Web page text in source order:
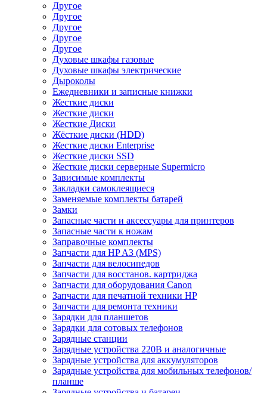
Другое
Другое
Другое
Другое
Другое
Духовые шкафы газовые
Духовые шкафы электрические
Дыроколы
Ежедневники и записные книжки
Жесткие диски
Жесткие диски
Жесткие Диски
Жёсткие диски (HDD)
Жесткие диски Enterprise
Жесткие диски SSD
Жесткие диски серверные Supermicro
Зависимые комплекты
Закладки самоклеящиеся
Заменяемые комплекты батарей
Замки
Запасные части и аксессуары для принтеров
Запасные части к ножам
Заправочные комплекты
Запчасти для HP A3 (MPS)
Запчасти для велосипедов
Запчасти для восстанов. картриджа
Запчасти для оборудования Canon
Запчасти для печатной техники HP
Запчасти для ремонта техники
Зарядки для планшетов
Зарядки для сотовых телефонов
Зарядные станции
Зарядные устройства 220В и аналогичные
Зарядные устройства для аккумуляторов
Зарядные устройства для мобильных телефонов/
планше